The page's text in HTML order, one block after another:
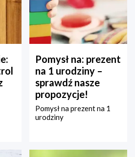
Pomysł na: prezent
na 1 urodziny –
sprawdź nasze
propozycje!
Pomysł na prezent na 1
urodziny